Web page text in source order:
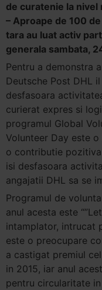
de curatenie la nivel
– Aproape de 100
tara au luat activ
generala sambata,
Pentru a demonstra
Deutsche Post DHL
desfasoara
curierat expres si
programul Global
Volunteer Day este
o contributie
isi desfasoara
angajatii DHL sa se
Programul de
anul acesta este
intamplator, intrucat
este o preocupare
a castigat premiul
in 2015, iar anul
pentru circularitate in